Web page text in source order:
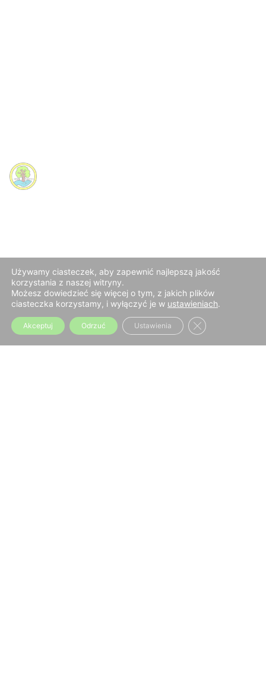
Ta strona internetowa przechowuje pliki
cookie na Twoim komputerze.Polityka plików
cookie
Używamy ciasteczek, aby zapewnić najlepszą jakość
korzystania z naszej witryny.
Możesz dowiedzieć się więcej o tym, z jakich plików
ciasteczka korzystamy, i wyłączyć je w ustawieniach.
Akceptuj Odrzuć Ustawienia Zamknij panel